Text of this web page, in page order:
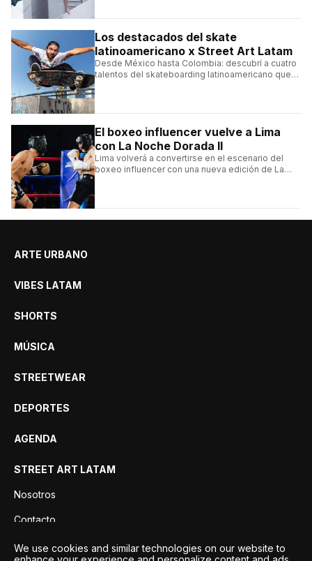
Los destacados del skate
latinoamericano x Street Art Latam
Desde México hasta Colombia: descubrí a cuatro
talentos del skateboarding latinoamericano que
El boxeo influencer vuelve a Lima
con La Noche Dorada II
Lima volverá a convertirse en el escenario del
boxeo influencer con una nueva edición de La
ARTE URBANO
VIBES LATAM
SHORTS
MÚSICA
STREETWEAR
DEPORTES
AGENDA
STREET ART LATAM
Nosotros
Contacto
Privacidad
We use cookies and similar technologies on our website to